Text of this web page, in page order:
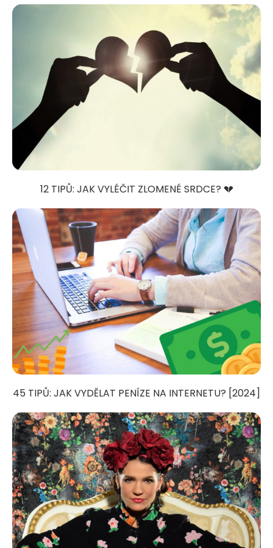
12 TIPŮ: JAK VYLÉČIT ZLOMENÉ SRDCE? 💔
45 TIPŮ: JAK VYDĚLAT PENÍZE NA INTERNETU? [2024]